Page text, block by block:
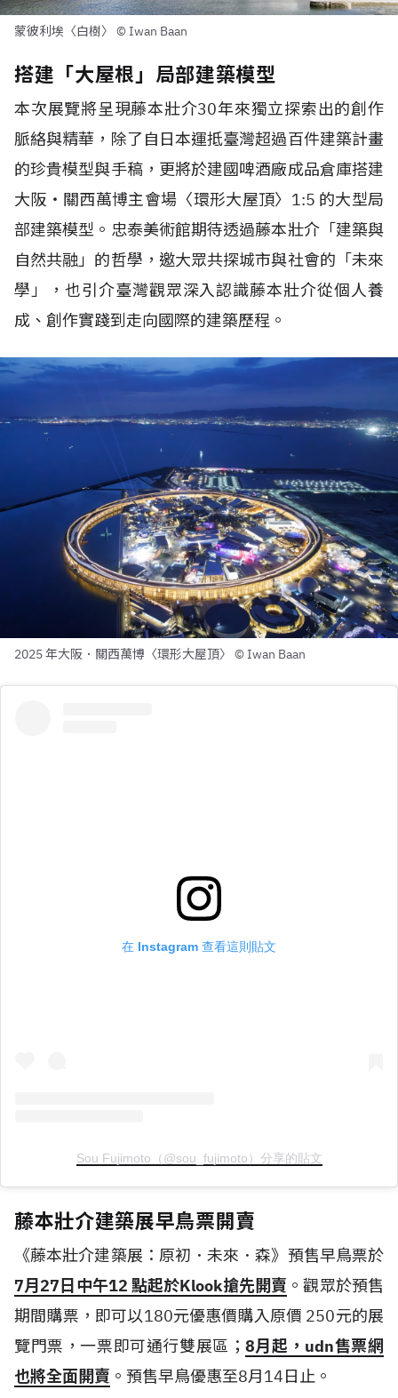
蒙彼利埃〈白樹〉 © Iwan Baan
搭建「大屋根」局部建築模型
本次展覽將呈現藤本壯介30年來獨立探索出的創作
脈絡與精華，除了自日本運抵臺灣超過百件建築計畫
的珍貴模型與手稿，更將於建國啤酒廠成品倉庫搭建
大阪・關西萬博主會場〈環形大屋頂〉1:5 的大型局
部建築模型。忠泰美術館期待透過藤本壯介「建築與
自然共融」的哲學，邀大眾共探城市與社會的「未來
學」，也引介臺灣觀眾深入認識藤本壯介從個人養
成、創作實踐到走向國際的建築歷程。
2025 年大阪．關西萬博〈環形大屋頂〉 © Iwan Baan
在 Instagram 查看這則貼文
Sou Fujimoto（@sou_fujimoto）分享的貼文
藤本壯介建築展早鳥票開賣
《藤本壯介建築展：原初．未來．森》預售早鳥票於
7月27日中午12 點起於Klook搶先開賣 。觀眾於預售
期間購票，即可以180元優惠價購入原價 250元的展
覽門票，一票即可通行雙展區； 8月起，udn售票網
也將全面開賣 。預售早鳥優惠至8月14日止。